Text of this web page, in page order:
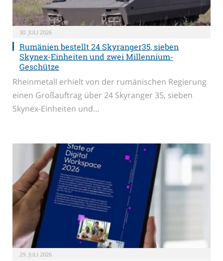
30. JULI 2026
Rumänien bestellt 24 Skyranger35, sieben
Skynex-Einheiten und zwei Millennium-
Geschütze
Rheinmetall erhielt von der rumänischen Regierung
einen Großauftrag über 24 Skyranger 35, sieben
Skynex-Einheiten und…
29. JULI 2026